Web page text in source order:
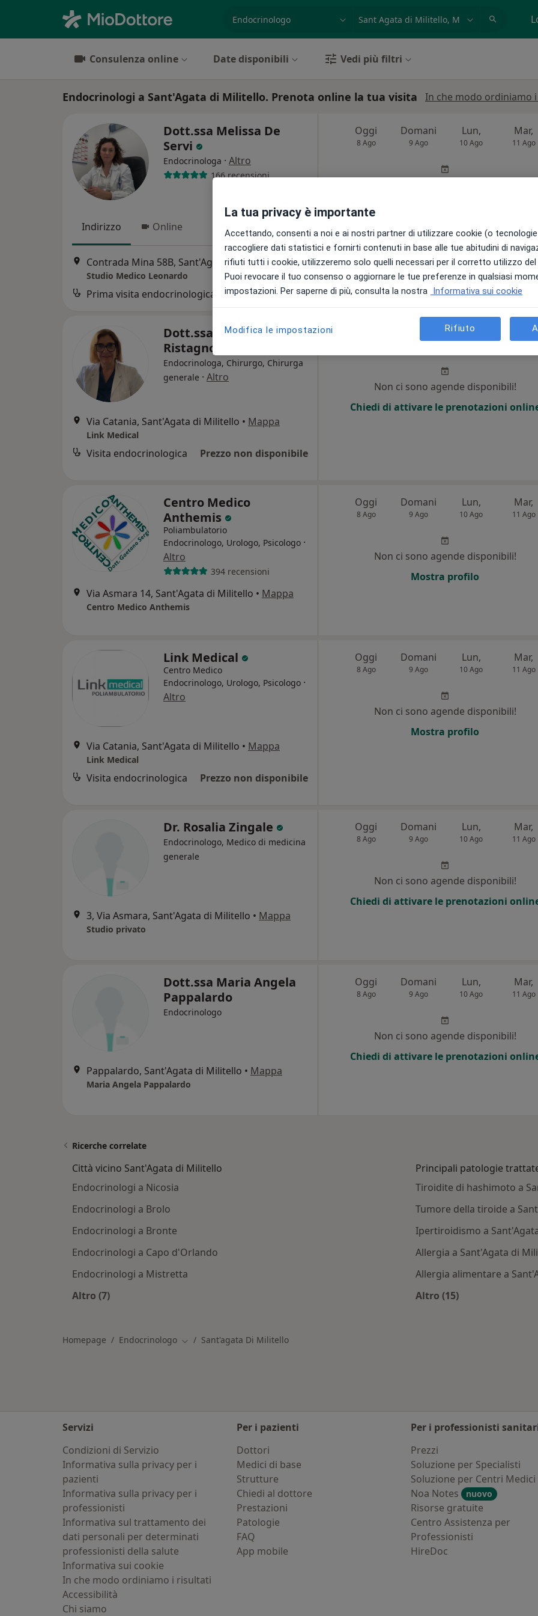
Consulenza online Date disponibili Vedi più filtri
Endocrinologi a Sant'Agata di Militello. Prenota online la tua visita In che modo ordiniamo
Dott.ssa Melissa De
Servi
Endocrinologa · Altro
166 recensioni
Indirizzo Online
Contrada Mina 58B, Sant'Agata di Militello •Mappa
Studio Medico Leonardo
Prima visita endocrinologica 120 €
Oggi
8 Ago
Domani
9 Ago
Lun,
10 Ago
Mar,
11 Ago
Dott.ssa Serenella
Ristagno
Endocrinologa, Chirurgo, Chirurga
generale · Altro
Via Catania, Sant'Agata di Militello • Mappa
Link Medical
Visita endocrinologica Prezzo non disponibile
Lun, Mar,
Non ci sono agende disponibili!
Chiedi di attivare le prenotazioni
Centro Medico
Anthemis
Poliambulatorio
Endocrinologo, Urologo, Psicologo ·
Altro
394 recensioni
Via Asmara 14, Sant'Agata di Militello • Mappa
Centro Medico Anthemis
Oggi
8 Ago
Domani
9 Ago
Lun,
10 Ago
Mar,
11 Ago
Non ci sono agende disponibili!
Mostra profilo
Link Medical
Centro Medico
Endocrinologo, Urologo, Psicologo ·
Altro
Via Catania, Sant'Agata di Militello • Mappa
Link Medical
Visita endocrinologica Prezzo non disponibile
Oggi
8 Ago
Domani
9 Ago
Lun,
10 Ago
Mar,
11 Ago
Non ci sono agende disponibili!
Mostra profilo
Dr. Rosalia Zingale
Endocrinologo, Medico di medicina
generale
3, Via Asmara, Sant'Agata di Militello • Mappa
Studio privato
Oggi
8 Ago
Domani
9 Ago
Lun,
10 Ago
Mar,
11 Ago
Non ci sono agende disponibili!
Chiedi di attivare le prenotazioni
Dott.ssa Maria Angela
Pappalardo
Endocrinologo
Pappalardo, Sant'Agata di Militello • Mappa
Maria Angela Pappalardo
Oggi
8 Ago
Domani
9 Ago
Lun,
10 Ago
Mar,
11 Ago
Non ci sono agende disponibili!
Chiedi di attivare le prenotazioni
Ricerche correlate
Città vicino Sant'Agata di Militello
Endocrinologi a Nicosia
Endocrinologi a Brolo
Endocrinologi a Bronte
Endocrinologi a Capo d'Orlando
Endocrinologi a Mistretta
Altro (7)
Principali patologie
Tiroidite di hashimoto a
Tumore della tiroide a
Ipertiroidismo a
Allergia a Sant'Agata di
Allergia alimentare a
Altro (15)
Homepage Endocrinologo Cambia città
Sant'agata Di Militello
Servizi
Condizioni di Servizio
Informativa sulla privacy per i
pazienti
Informativa sulla privacy per i
professionisti
Informativa sul trattamento dei
dati personali per determinati
professionisti della salute
Informativa sui cookie
In che modo ordiniamo i risultati
Accessibilità
Chi siamo
Per i pazienti
Dottori
Medici di base
Strutture
Chiedi al dottore
Prestazioni
Patologie
FAQ
App mobile
Per i professionisti
Prezzi
Soluzione per Specialisti
Soluzione per Centri Medici
Noa Notes
nuovo
Risorse gratuite
Centro Assistenza per
Professionisti
HireDoc
La tua privacy è importante
Accettando, consenti a noi e ai nostri partner di utilizzare cookie (o
raccogliere dati statistici e fornirti contenuti in base alle tue abitudini di
rifiuti tutti i cookie, utilizzeremo solo quelli necessari per il corretto utilizzo
Puoi revocare il tuo consenso o aggiornare le tue preferenze in qualsiasi
impostazioni. Per saperne di più, consulta la nostra Informativa sui cookie
Modifica le impostazioni Rifiuto